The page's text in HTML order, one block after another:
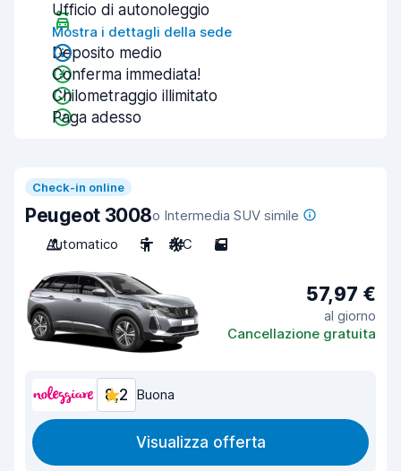
Ufficio di autonoleggio
Mostra i dettagli della sede
Deposito medio
Conferma immediata!
Chilometraggio illimitato
Paga adesso
Check-in online
Peugeot 3008o Intermedia SUV simile
Automatico
5 A/C 5
57,97 €
al giorno
Cancellazione gratuita
8,2 Buona
Visualizza offerta